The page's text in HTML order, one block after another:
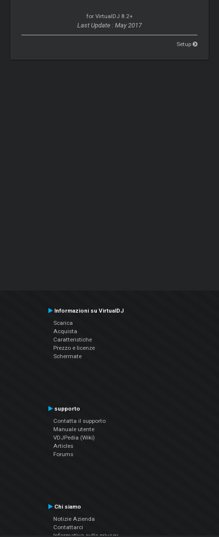
for VirtualDJ 8.2+
Last Update : May 2017
Setup
Informazioni su VirtualDJ
Scarica
Acquista
Caratteristiche
Prezzo e licenze
Schermate
supporto
Contatta il supporto
Manuale utente
VDJPedia (Wiki)
Articles
Forums
Chi siamo
Notizie Azienda
Contattarci